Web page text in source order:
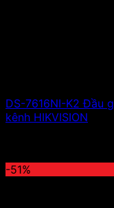
DS-7616NI-K2 Đầu
kênh HIKVISION
-51%